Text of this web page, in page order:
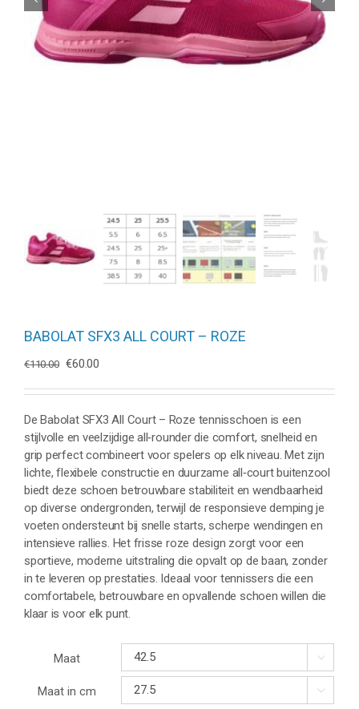
BABOLAT SFX3 ALL COURT – ROZE
€110.00 Oorspronkelijke
was:
€110.00.
€60.00Huidige
is:
€60.00.
De Babolat SFX3 All Court – Roze tennisschoen is een
stijlvolle en veelzijdige all‑rounder die comfort, snelheid en
grip perfect combineert voor spelers op elk niveau. Met zijn
lichte, flexibele constructie en duurzame all‑court buitenzool
biedt deze schoen betrouwbare stabiliteit en wendbaarheid
op diverse ondergronden, terwijl de responsieve demping je
voeten ondersteunt bij snelle starts, scherpe wendingen en
intensieve rallies. Het frisse roze design zorgt voor een
sportieve, moderne uitstraling die opvalt op de baan, zonder
in te leveren op prestaties. Ideaal voor tennissers die een
comfortabele, betrouwbare en opvallende schoen willen die
klaar is voor elk punt.
Maat 
Maat in cm 